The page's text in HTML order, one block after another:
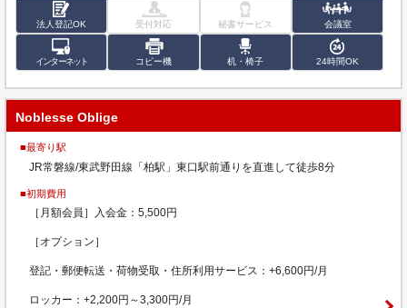
法人登記OK 受付対応 秘書サービス 会議室
インターネット コピー機 机・椅子 24時間OK
Noblesse Oblige
■最寄り駅
JR常磐線/東武野田線「柏駅」東口駅前通りを直進して徒歩8分
■初期費用
［月額会員］入会金：5,500円
［オプション］
登記・郵便転送・荷物受取・住所利用サービス：+6,600円/月
ロッカー：+2,200円～3,300円/月